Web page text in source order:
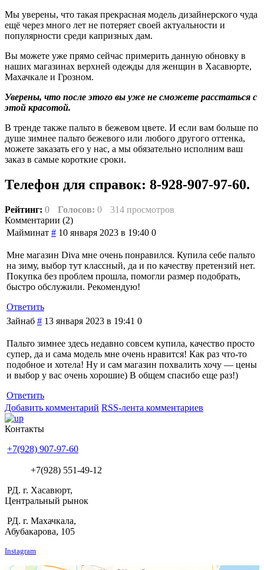
Мы уверены, что такая прекрасная модель дизайнерского чуда
ещё через много лет не потеряет своей актуальности и
популярности среди капризных дам.
Вы можете уже прямо сейчас примерить данную обновку в
наших магазинах верхней одежды для женщин в Хасавюрте,
Махачкале и Грозном.
Уверены, что после этого вы уже не сможете расстаться с
этой красотой.
В тренде также пальто в бежевом цвете. И если вам больше по
душе зимнее пальто бежевого или любого другого оттенка,
можете заказать его у нас, а мы обязательно исполним ваш
заказ в самые короткие сроки.
Телефон для справок: 8-928-907-97-60.
Рейтинг: 0 Голосов: 0
314 просмотров
Комментарии (2)
Майминат # 10 января 2023 в 19:40 0
Мне магазин Diva мне очень понравился. Купила себе пальто
на зиму, выбор тут классный, да и по качеству претензий нет.
Покупка без проблем прошла, помогли размер подобрать,
быстро обслужили. Рекомендую!
Ответить
Зайнаб # 13 января 2023 в 19:41 0
Пальто зимнее здесь недавно совсем купила, качество просто
супер, да и сама модель мне очень нравится! Как раз что-то
подобное и хотела! Ну и сам магазин похвалить хочу — цены
и выбор у вас очень хорошие) В общем спасибо еще раз!)
Ответить
Добавить комментарий RSS-лента комментариев
Контакты
+7(928) 907-97-60
+7(928) 551-49-12
РД. г. Хасавюрт,
Центральный рынок
РД. г. Махачкала,
Абубакарова, 105
Instagram